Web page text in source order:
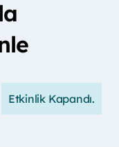
Etkinlik Kapandı.